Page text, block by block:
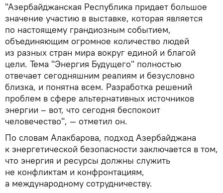
"Азербайджанская Республика придает большое
значение участию в выставке, которая является
по настоящему грандиозным событием,
объединяющим огромное количество людей
из разных стран мира вокруг единой и благой
цели. Тема "Энергия Будущего" полностью
отвечает сегодняшним реалиям и безусловно
близка, и понятна всем. Разработка решений
проблем в сфере альтернативных источников
энергии – вот, что сегодня беспокоит
человечество", — отметил он.
По словам Алакбарова, подход Азербайджана
к энергетической безопасности заключается в том,
что энергия и ресурсы должны служить
не конфликтам и конфронтациям,
а международному сотрудничеству.